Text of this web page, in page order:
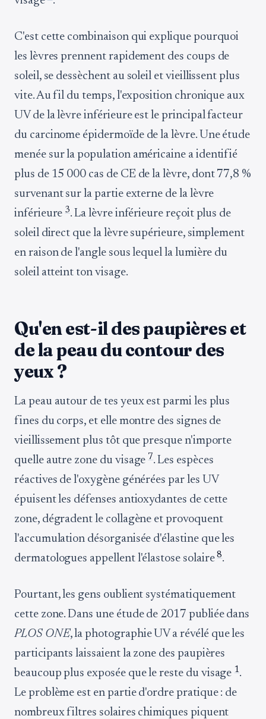
C'est cette combinaison qui explique pourquoi
les lèvres prennent rapidement des coups de
soleil, se dessèchent au soleil et vieillissent plus
vite. Au fil du temps, l'exposition chronique aux
UV de la lèvre inférieure est le principal facteur
du carcinome épidermoïde de la lèvre. Une étude
menée sur la population américaine a identifié
plus de 15 000 cas de CE de la lèvre, dont 77,8 %
survenant sur la partie externe de la lèvre
inférieure3. La lèvre inférieure reçoit plus de
soleil direct que la lèvre supérieure, simplement
en raison de l'angle sous lequel la lumière du
soleil atteint ton visage.
Qu'en est-il des paupières et
de la peau du contour des
yeux ?
La peau autour de tes yeux est parmi les plus
fines du corps, et elle montre des signes de
vieillissement plus tôt que presque n'importe
quelle autre zone du visage7. Les espèces
réactives de l'oxygène générées par les UV
épuisent les défenses antioxydantes de cette
zone, dégradent le collagène et provoquent
l'accumulation désorganisée d'élastine que les
dermatologues appellent l'élastose solaire8.
Pourtant, les gens oublient systématiquement
cette zone. Dans une étude de 2017 publiée dans
PLOS ONE, la photographie UV a révélé que les
participants laissaient la zone des paupières
beaucoup plus exposée que le reste du visage1.
Le problème est en partie d'ordre pratique : de
nombreux filtres solaires chimiques piquent